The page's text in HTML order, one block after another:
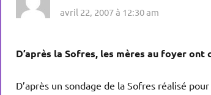
avril 22, 2007 à 12:30 am
D’après la Sofres, les mères au foyer
D’après un sondage de la Sofres réalisé